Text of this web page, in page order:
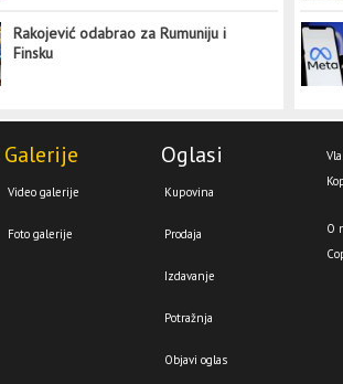
Rakojević odabrao za Rumuniju i
Finsku
Galerije
Video galerije
Foto galerije
Oglasi
Kupovina
Prodaja
Izdavanje
Potražnja
Objavi oglas
O